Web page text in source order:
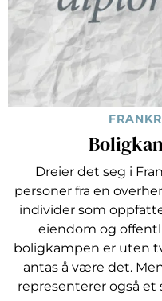
Dreier det seg i
personer fra en
individer som
eiendom og
boligkampen er uten
antas å være det.
representerer også